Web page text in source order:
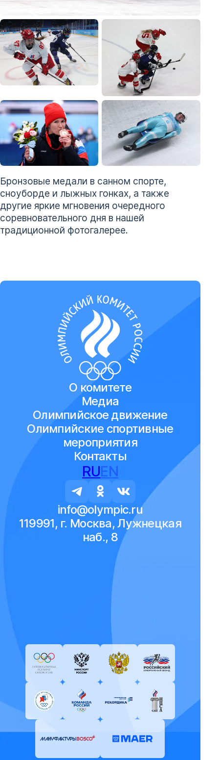
Бронзовые медали в санном спорте,
сноуборде и лыжных гонках, а также
другие яркие мгновения очередного
соревновательного дня в нашей
традиционной фотогалерее.
О комитете
Медиа
Олимпийское движение
Олимпийские спортивные
мероприятия
Контакты
RUEN
info@olympic.ru
119991, г. Москва, Лужнецкая
наб., 8